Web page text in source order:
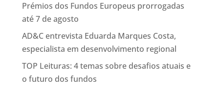
Prémios dos Fundos Europeus prorrogadas
até 7 de agosto
AD&C entrevista Eduarda Marques Costa,
especialista em desenvolvimento regional
TOP Leituras: 4 temas sobre desafios atuais e
o futuro dos fundos